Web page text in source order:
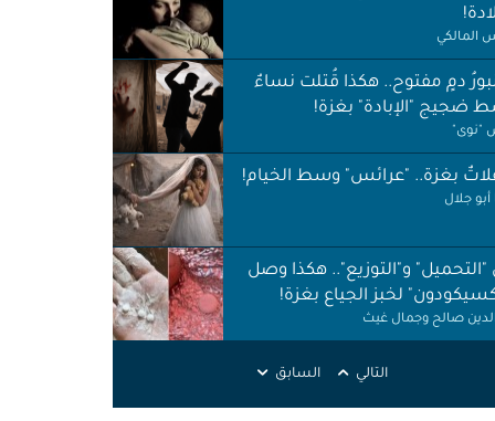
المالكي
دمٍ مفتوح.. هكذا قُتلت نساءٌ
ضجيج "الإبادة" بغزة!
"نوى"
بغزة.. "عرائس" وسط الخيام!
جلال
"التحميل" و"التوزيع".. هكذا وصل
لخبز الجياع بغزة!
الدين صالح وجمال غيث
نظافة في الظل.. لا حقوق ولا
التالي السابق